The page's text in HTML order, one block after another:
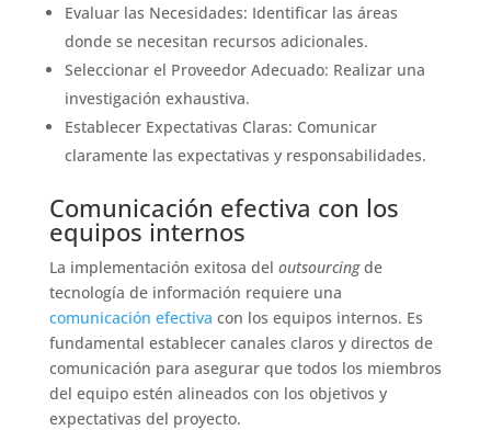
Evaluar las Necesidades: Identificar las áreas
donde se necesitan recursos adicionales.
Seleccionar el Proveedor Adecuado: Realizar una
investigación exhaustiva.
Establecer Expectativas Claras: Comunicar
claramente las expectativas y responsabilidades.
Comunicación efectiva con los
equipos internos
La implementación exitosa del outsourcingde
tecnología de información requiere una
comunicación efectiva con los equipos internos. Es
fundamental establecer canales claros y directos de
comunicación para asegurar que todos los miembros
del equipo estén alineados con los objetivos y
expectativas del proyecto.